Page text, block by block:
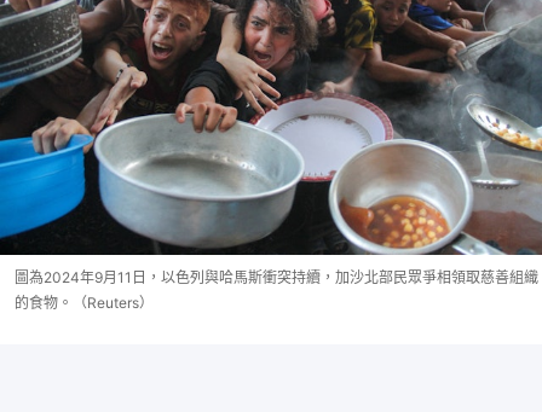
圖為2024年9月11日，以色列與哈馬斯衝突持續，加沙北部民眾爭相領取慈善組織
的食物。（Reuters）